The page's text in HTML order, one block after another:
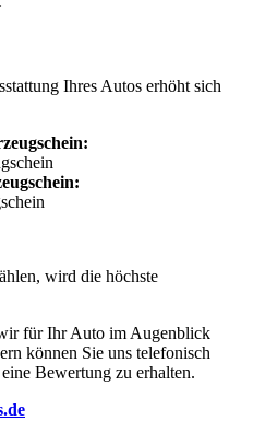
Ihres Autos erhöht sich
wird die höchste
für Ihr Auto im Augenblick
können Sie uns telefonisch
Bewertung zu erhalten.